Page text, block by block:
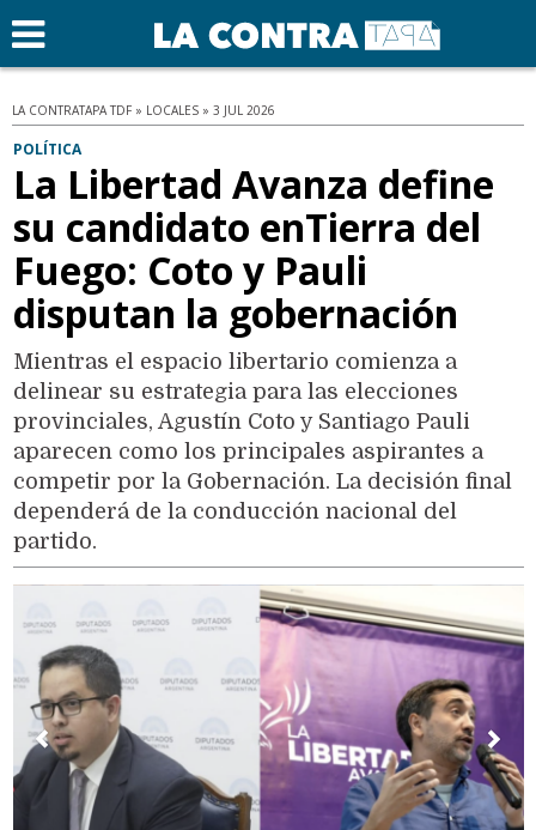
LA CONTRATAPA TDF » LOCALES » 3 JUL 2026
POLÍTICA
La Libertad Avanza define
su candidato enTierra del
Fuego: Coto y Pauli
disputan la gobernación
Mientras el espacio libertario comienza a
delinear su estrategia para las elecciones
provinciales, Agustín Coto y Santiago Pauli
aparecen como los principales aspirantes a
competir por la Gobernación. La decisión final
dependerá de la conducción nacional del
partido.